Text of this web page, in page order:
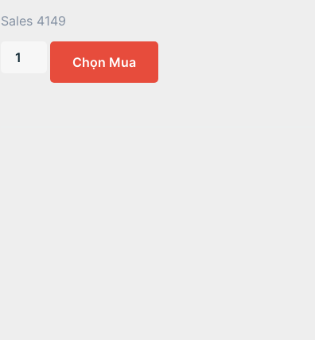
Sales 4149
Chọn Mua